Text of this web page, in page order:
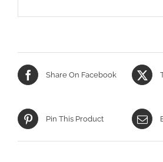
Share On Facebook
Pin This Product